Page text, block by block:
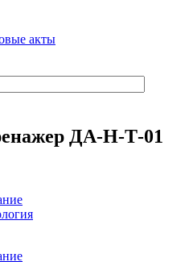
акты
ДА-Н-Т-01